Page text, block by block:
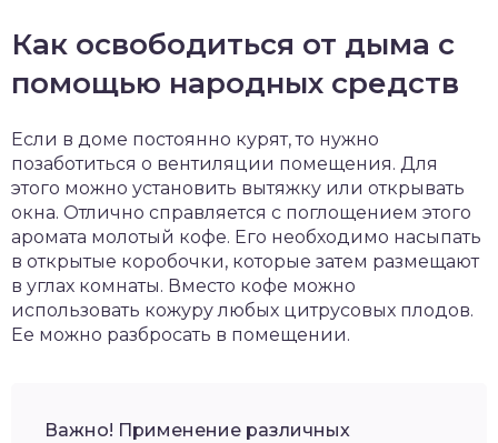
Как освободиться от дыма с
помощью народных средств
Если в доме постоянно курят, то нужно
позаботиться о вентиляции помещения. Для
этого можно установить вытяжку или открывать
окна. Отлично справляется с поглощением этого
аромата молотый кофе. Его необходимо насыпать
в открытые коробочки, которые затем размещают
в углах комнаты. Вместо кофе можно
использовать кожуру любых цитрусовых плодов.
Ее можно разбросать в помещении.
Важно! Применение различных